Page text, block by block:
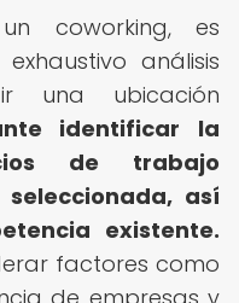
coworking, es
análisis
una ubicación
identificar la
de trabajo
así
existente.
factores como